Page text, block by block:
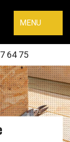
MENU
64 75